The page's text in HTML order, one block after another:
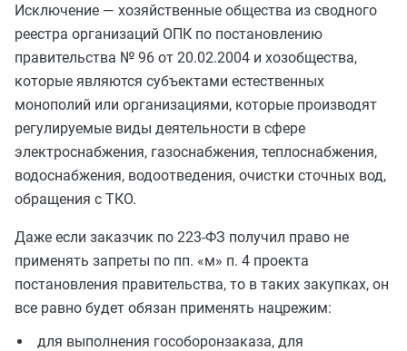
Исключение — хозяйственные общества из сводного
реестра организаций ОПК по постановлению
правительства № 96 от 20.02.2004 и хозобщества,
которые являются субъектами естественных
монополий или организациями, которые производят
регулируемые виды деятельности в сфере
электроснабжения, газоснабжения, теплоснабжения,
водоснабжения, водоотведения, очистки сточных вод,
обращения с ТКО.
Даже если заказчик по 223-ФЗ получил право не
применять запреты по пп. «м» п. 4 проекта
постановления правительства, то в таких закупках, он
все равно будет обязан применять нацрежим:
для выполнения гособоронзаказа, для